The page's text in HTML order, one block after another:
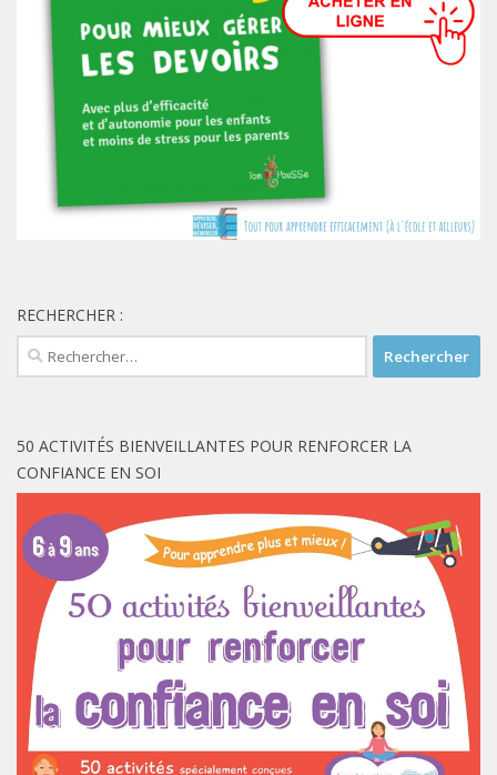
RECHERCHER :
Rechercher :
50 ACTIVITÉS BIENVEILLANTES POUR RENFORCER LA
CONFIANCE EN SOI